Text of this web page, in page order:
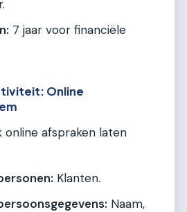
7 jaar voor financiële
Online
online afspraken laten
Klanten.
Naam,